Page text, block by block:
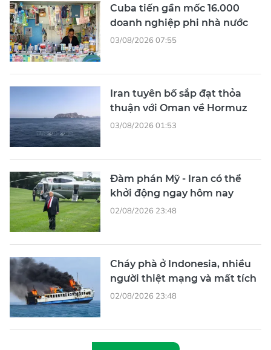
Cuba tiến gần mốc 16.000
doanh nghiệp phi nhà nước
03/08/2026 07:55
Iran tuyên bố sắp đạt thỏa
thuận với Oman về Hormuz
03/08/2026 01:53
Đàm phán Mỹ - Iran có thể
khởi động ngay hôm nay
02/08/2026 23:48
Cháy phà ở Indonesia, nhiều
người thiệt mạng và mất tích
02/08/2026 23:48